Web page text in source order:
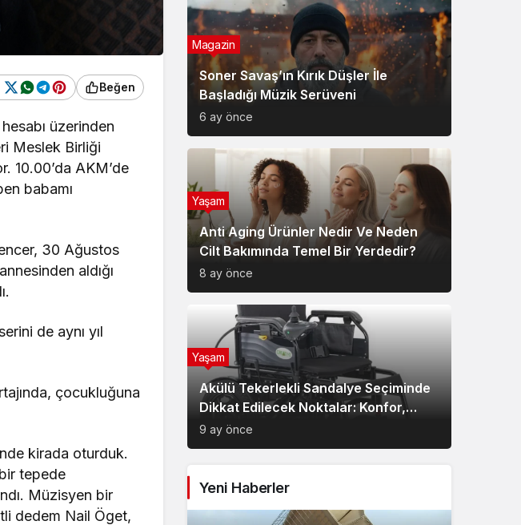
Beğen
üzerinden
Meslek Birliği
10.00’da AKM’de
babamı
30 Ağustos
aldığı
de aynı yıl
çocukluğuna
kirada oturduk.
tepede
Müzisyen bir
dedem Nail Öget,
Soner Savaş’ın Kırık Düşler İle
Başladığı Müzik Serüveni
6 ay önce
Magazin
Anti Aging Ürünler Nedir Ve Neden
Cilt Bakımında Temel Bir Yerdedir?
8 ay önce
Yaşam
Akülü Tekerlekli Sandalye Seçiminde
Dikkat Edilecek Noktalar: Konfor,
Güvenlik ve Doğru Model Tercihi
9 ay önce
Yaşam
Yeni Haberler